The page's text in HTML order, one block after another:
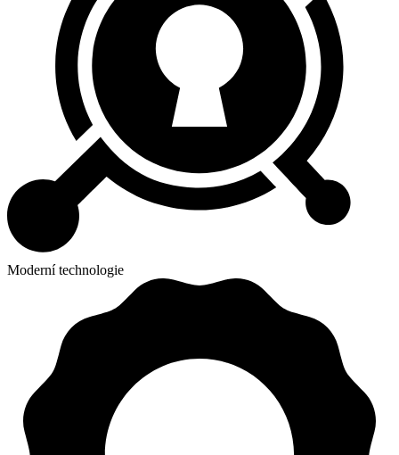
Moderní technologie